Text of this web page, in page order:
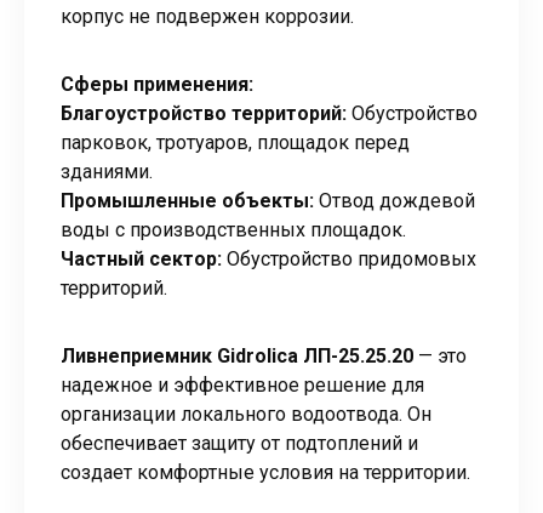
корпус не подвержен коррозии.
Сферы применения:
Благоустройство территорий: Обустройство
парковок, тротуаров, площадок перед
зданиями.
Промышленные объекты: Отвод дождевой
воды с производственных площадок.
Частный сектор: Обустройство придомовых
территорий.
Ливнеприемник Gidrolica ЛП-25.25.20 — это
надежное и эффективное решение для
организации локального водоотвода. Он
обеспечивает защиту от подтоплений и
создает комфортные условия на территории.